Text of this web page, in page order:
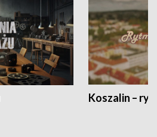
Koszalin –